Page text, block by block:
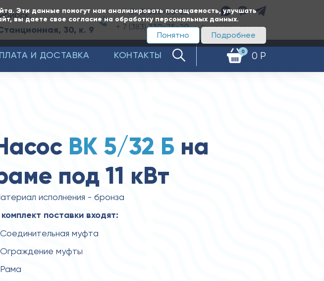
Эти данные помогут нам анализировать посещаемость, улучшать
вы даете свое согласие на обработку персональных данных.
Подробнее
Понятно
30, к. 9
+ 7 (383)350-65-20
+ 7 (383)230-25-20 Заказать звонок
0 0 Р
И ДОСТАВКА КОНТАКТЫ
ВК 5/32 Бна
под 11 кВт
исполнения - бронза
поставки входят:
муфта
муфты